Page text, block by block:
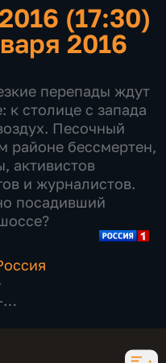
(17:30)
2016
перепады ждут
к столице с запада
Песочный
районе бессмертен,
активистов
и журналистов.
посадивший